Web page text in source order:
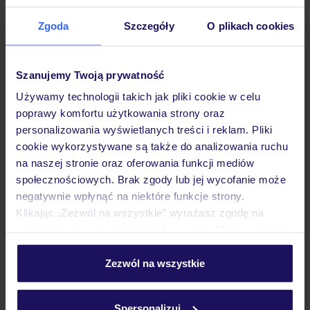
Zgoda Szczegóły O plikach cookies
Szanujemy Twoją prywatność
Używamy technologii takich jak pliki cookie w celu
poprawy komfortu użytkowania strony oraz
personalizowania wyświetlanych treści i reklam. Pliki
cookie wykorzystywane są także do analizowania ruchu
na naszej stronie oraz oferowania funkcji mediów
społecznościowych. Brak zgody lub jej wycofanie może
negatywnie wpłynąć na niektóre funkcje strony.
Klikając „Zezwól na wszystkie” wyrażasz zgodę na
personalizować swój wybór wchodząc w zakładkę
Szczegółowe informacje o plikach cookie znajdziesz
Zezwól na wszystkie
Pokoje
Wyżywienie
Atrakcje
Ważne informacje